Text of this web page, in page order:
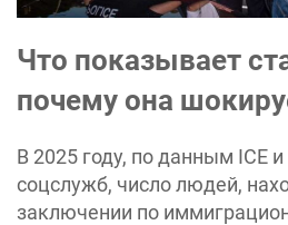
Что показывает
почему она
В 2025 году, по данным ICE
соцслужб, число людей,
заключении по